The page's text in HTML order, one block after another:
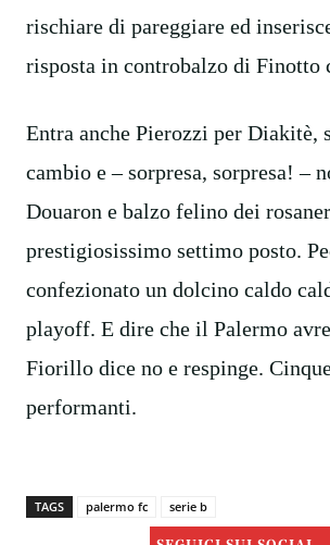
rischiare di pareggiare ed
risposta in controbalzo di Finotto
Entra anche Pierozzi per Diakitè,
cambio e – sorpresa, sorpresa! –
Douaron e balzo felino dei
prestigiosissimo settimo posto.
confezionato un dolcino caldo
playoff. E dire che il Palermo
Fiorillo dice no e respinge.
performanti.
TAGS palermo fc serie b